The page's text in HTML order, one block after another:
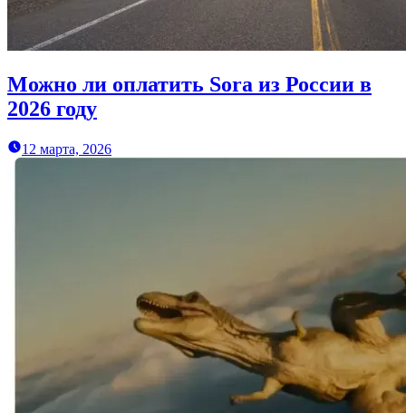
Можно ли оплатить Sora из России в
2026 году
12 марта, 2026